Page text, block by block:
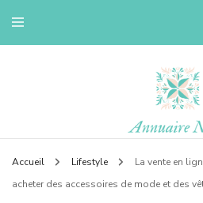
Annuaire
Le blog d'une ch'ti du nord
Accueil Lifestyle
La vente en
acheter des accessoires de mode et des